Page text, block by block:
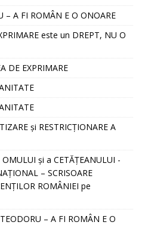
– A FI ROMÂN E O ONOARE
este un DREPT, NU O
DE EXPRIMARE
și RESTRICȚIONARE A
și a CETĂȚEANULUI -
– SCRISOARE
ROMÂNIEI pe
– A FI ROMÂN E O